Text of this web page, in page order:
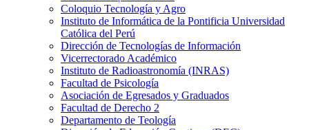
Coloquio Tecnología y Agro
Instituto de Informática de la Pontificia Universidad
Católica del Perú
Dirección de Tecnologías de Información
Vicerrectorado Académico
Instituto de Radioastronomía (INRAS)
Facultad de Psicología
Asociación de Egresados y Graduados
Facultad de Derecho 2
Departamento de Teología